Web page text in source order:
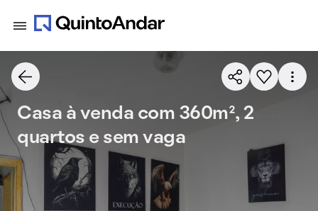
Casa à venda com 360m², 2
quartos e sem vaga